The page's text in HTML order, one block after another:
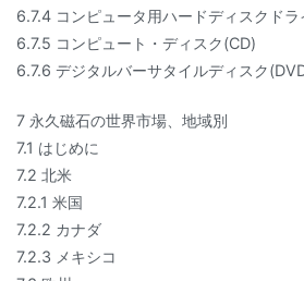
6.7.4 コンピュータ用ハードディスクド
6.7.5 コンピュート・ディスク(CD)
6.7.6 デジタルバーサタイルディスク
7 永久磁石の世界市場、地域別
7.1 はじめに
7.2 北米
7.2.1 米国
7.2.2 カナダ
7.2.3 メキシコ